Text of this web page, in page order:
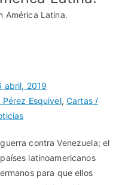
América Latina.
abril, 2019
Esquivel,Cartas /
contra Venezuela; el
latinoamericanos
para que ellos